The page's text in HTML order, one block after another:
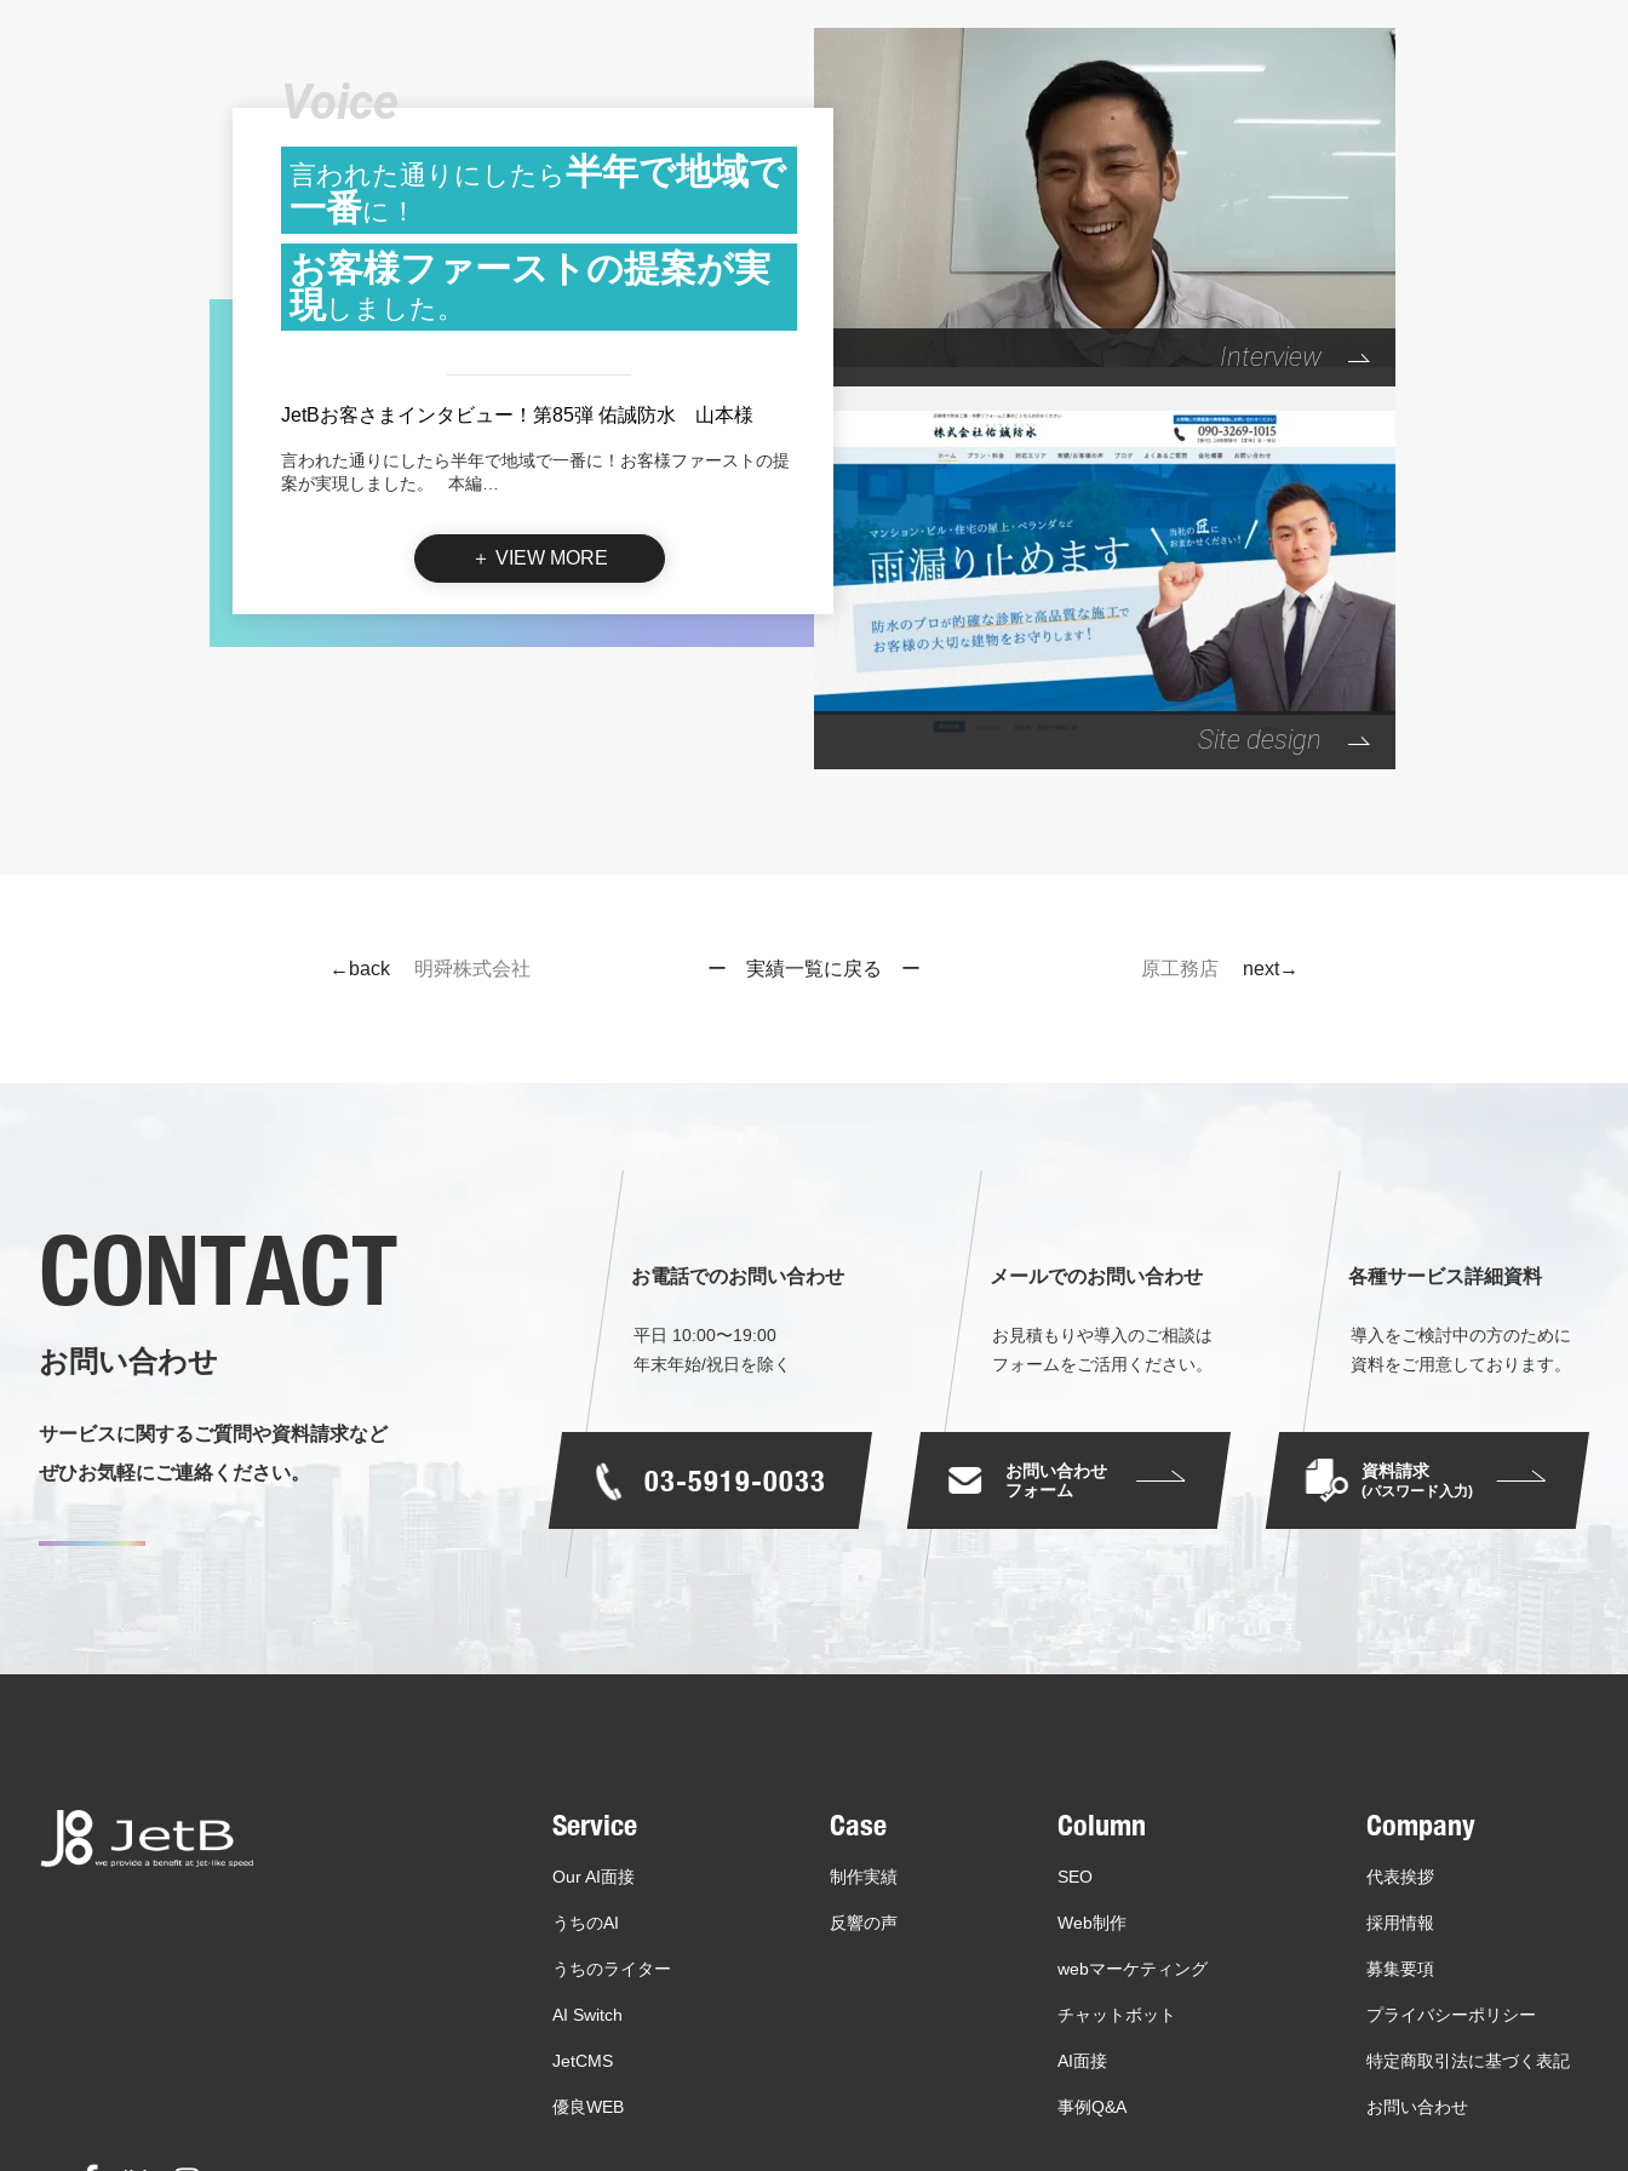
Voice
言われた通りにしたら半年で地域で
一番に！
お客様ファーストの提案が実
現しました。
JetBお客さまインタビュー！第85弾 佑誠防水 山本様
言われた通りにしたら半年で地域で一番に！お客様ファーストの提
案が実現しました。 本編…
＋ VIEW MORE
Interview
Site design
←back 明舜株式会社 ー 実績一覧に戻る ー 原工務店 next→
CONTACT
お問い合わせ
サービスに関するご質問や資料請求など
ぜひお気軽にご連絡ください。
お電話でのお問い合わせ
平日 10:00〜19:00
年末年始/祝日を除く
03-5919-0033
メールでのお問い合わせ
お見積もりや導入のご相談は
フォームをご活用ください。
お問い合わせ
フォーム
各種サービス詳細資料
導入をご検討中の方のために
資料をご用意しております。
資料請求
(パスワード入力)
Service
Our AI面接
うちのAI
うちのライター
AI Switch
JetCMS
優良WEB
Case
制作実績
反響の声
Column
SEO
Web制作
webマーケティング
チャットボット
AI面接
事例Q&A
Company
代表挨拶
採用情報
募集要項
プライバシーポリシー
特定商取引法に基づく表記
お問い合わせ